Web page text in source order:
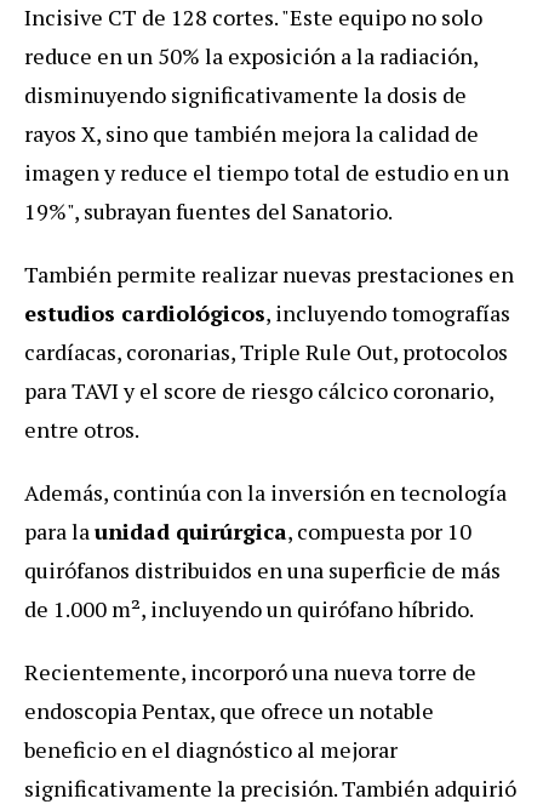
Incisive CT de 128 cortes. "Este equipo no solo
reduce en un 50% la exposición a la radiación,
disminuyendo significativamente la dosis de
rayos X, sino que también mejora la calidad de
imagen y reduce el tiempo total de estudio en un
19%", subrayan fuentes del Sanatorio.
También permite realizar nuevas prestaciones en
estudios cardiológicos, incluyendo tomografías
cardíacas, coronarias, Triple Rule Out, protocolos
para TAVI y el score de riesgo cálcico coronario,
entre otros.
Además, continúa con la inversión en tecnología
para launidad quirúrgica, compuesta por 10
quirófanos distribuidos en una superficie de más
de 1.000 m², incluyendo un quirófano híbrido.
Recientemente, incorporó una nueva torre de
endoscopia Pentax, que ofrece un notable
beneficio en el diagnóstico al mejorar
significativamente la precisión. También adquirió